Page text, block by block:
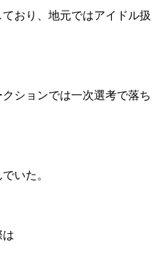
おり、地元ではアイドル扱
ションでは一次選考で落ち
いた。
は